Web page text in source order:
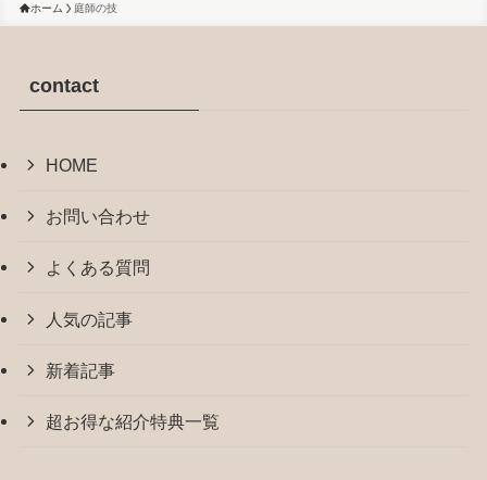
ホーム 庭師の技
contact
HOME
お問い合わせ
よくある質問
人気の記事
新着記事
超お得な紹介特典一覧